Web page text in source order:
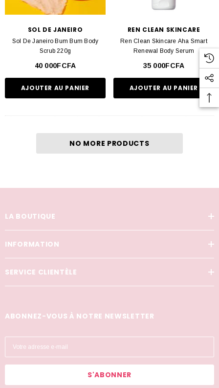
LAUDER SKIN DOCTORS
SOL DE JANEIRO
Sol De Janeiro Bum Bum Body
Scrub 220g
40 000FCFA
AJOUTER AU PANIER
REN CLEAN SKINCARE
Ren Clean Skincare Aha Smart
Renewal Body Serum
35 000FCFA
AJOUTER AU PANIER
NO MORE PRODUCTS
LA BOUTIQUE
INFORMATION
SERVICE CLIENTÈLE
ABONNEZ-VOUS À NOTRE NEWSLETTER
A
s